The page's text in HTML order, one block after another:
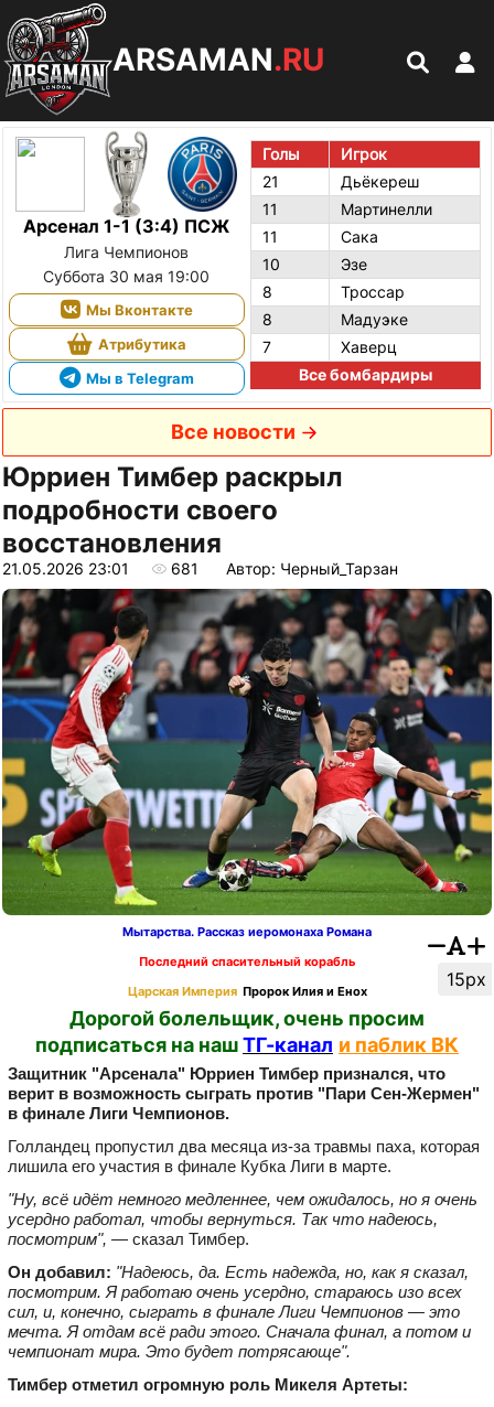
ARSAMAN.RU
Арсенал 1-1 (3:4) ПСЖ
Лига Чемпионов
Суббота 30 мая 19:00
Мы Вконтакте
Атрибутика
Мы в Telegram
Голы
Игрок
21
Дьёкереш
11
Мартинелли
11
Сака
10
Эзе
8
Троссар
8
Мадуэке
7
Хаверц
Все бомбардиры
Все новости
Юрриен Тимбер раскрыл
подробности своего
восстановления
21.05.2026 23:01 681 Автор: Черный_Тарзан
15px
Мытарства. Рассказ иеромонаха Романа
Последний спасительный корабль
Царская Империя Пророк Илия и Енох
Дорогой болельщик, очень просим
подписаться на нашТГ-канал и паблик ВК
Защитник "Арсенала" Юрриен Тимбер признался, что
верит в возможность сыграть против "Пари Сен-Жермен"
в финале Лиги Чемпионов.
Голландец пропустил два месяца из‑за травмы паха, которая
лишила его участия в финале Кубка Лиги в марте.
"Ну, всё идёт немного медленнее, чем ожидалось, но я очень
усердно работал, чтобы вернуться. Так что надеюсь,
посмотрим", — сказал Тимбер.
Он добавил: "Надеюсь, да. Есть надежда, но, как я сказал,
посмотрим. Я работаю очень усердно, стараюсь изо всех
сил, и, конечно, сыграть в финале Лиги Чемпионов — это
мечта. Я отдам всё ради этого. Сначала финал, а потом и
чемпионат мира. Это будет потрясающе".
Тимбер отметил огромную роль Микеля Артеты: